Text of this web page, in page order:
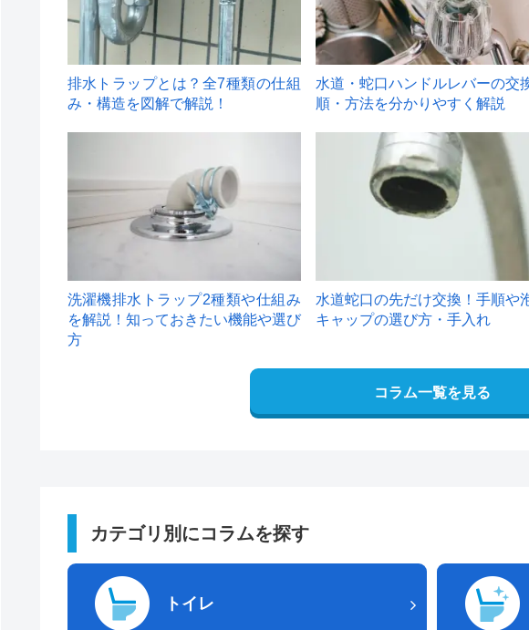
排水トラップとは？全7種類の仕組
み・構造を図解で解説！
水道・蛇口ハンドルレバーの交
順・方法を分かりやすく解説
洗濯機排水トラップ2種類や仕組み
を解説！知っておきたい機能や選び
方
水道蛇口の先だけ交換！手順や
キャップの選び方・手入れ
コラム一覧を見る
カテゴリ別にコラムを探す
トイレ